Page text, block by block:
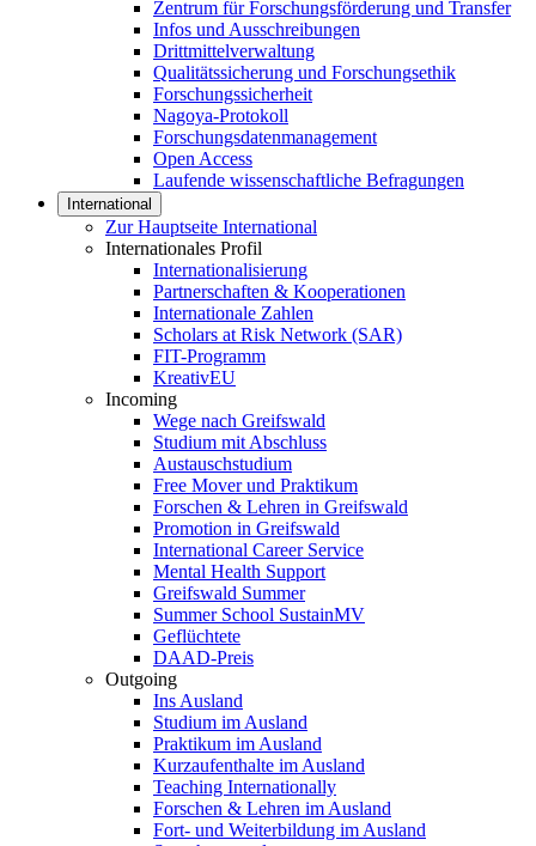
Zentrum für Forschungsförderung und Transfer
Infos und Ausschreibungen
Drittmittelverwaltung
Qualitätssicherung und Forschungsethik
Forschungssicherheit
Nagoya-Protokoll
Forschungsdatenmanagement
Open Access
Laufende wissenschaftliche Befragungen
International
Zur Hauptseite International
Internationales Profil
Internationalisierung
Partnerschaften & Kooperationen
Internationale Zahlen
Scholars at Risk Network (SAR)
FIT-Programm
KreativEU
Incoming
Wege nach Greifswald
Studium mit Abschluss
Austauschstudium
Free Mover und Praktikum
Forschen & Lehren in Greifswald
Promotion in Greifswald
International Career Service
Mental Health Support
Greifswald Summer
Summer School SustainMV
Geflüchtete
DAAD-Preis
Outgoing
Ins Ausland
Studium im Ausland
Praktikum im Ausland
Kurzaufenthalte im Ausland
Teaching Internationally
Forschen & Lehren im Ausland
Fort- und Weiterbildung im Ausland